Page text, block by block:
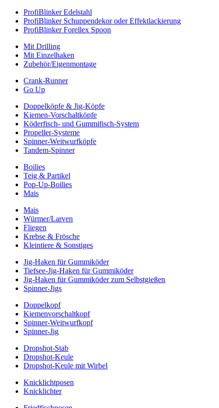
ProfiBlinker Edelstahl
ProfiBlinker Schuppendekor oder Effektlackierung
ProfiBlinker Forellex Spoon
Mit Drilling
Mit Einzelhaken
Zubehör/Eigenmontage
Crank-Runner
Go Up
Doppelköpfe & Jig-Köpfe
Kiemen-Vorschaltköpfe
Köderfisch- und Gummifisch-System
Propeller-Systeme
Spinner-Weitwurfköpfe
Tandem-Spinner
Boilies
Teig & Partikel
Pop-Up-Boilies
Mais
Mais
Würmer/Larven
Fliegen
Krebse & Frösche
Kleintiere & Sonstiges
Jig-Haken für Gummiköder
Tiefsee-Jig-Haken für Gummiköder
Jig-Haken für Gummiköder zum Selbstgießen
Spinner-Jigs
Doppelkopf
Kiemenvorschaltkopf
Spinner-Weitwurfkopf
Spinner-Jig
Dropshot-Stab
Dropshot-Keule
Dropshot-Keule mit Wirbel
Knicklichtposen
Knicklichter